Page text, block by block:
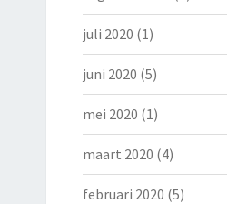
juli 2020 (1)
juni 2020 (5)
mei 2020 (1)
maart 2020 (4)
februari 2020 (5)